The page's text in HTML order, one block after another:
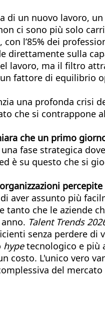
di un nuovo lavoro,
ci sono più solo
l’85% dei
direttamente sulla
lavoro, ma il filtro
fattore di equilibrio
una profonda crisi
che si contrappone
che un primo
fase strategica
è su questo che si
aver assunto più
che le aziende
Talent Trends
senza perdere di
hypetecnologico e più
costo. L'unico vero
del